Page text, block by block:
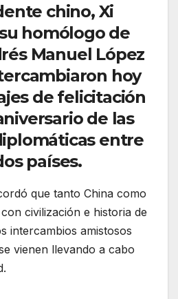
chino, Xi
homólogo de
Manuel López
hoy
de felicitación
de las
entre
países.
que tanto China como
civilización e historia de
intercambios amistosos
vienen llevando a cabo